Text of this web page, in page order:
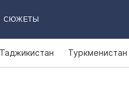
СЮЖЕТЫ
Таджикистан Туркменистан